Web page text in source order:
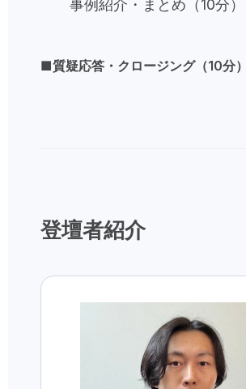
事例紹介・まとめ（10分）
■質疑応答・クロージング（10分）
登壇者紹介